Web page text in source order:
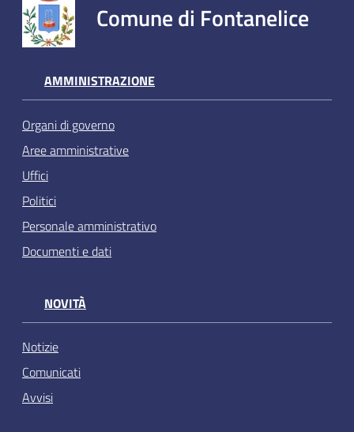
Comune di Fontanelice
AMMINISTRAZIONE
Organi di governo
Aree amministrative
Uffici
Politici
Personale amministrativo
Documenti e dati
NOVITÀ
Notizie
Comunicati
Avvisi